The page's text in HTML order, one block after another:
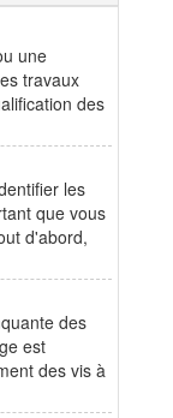
une
travaux
des
les
que vous
d'abord,
des
est
des vis à